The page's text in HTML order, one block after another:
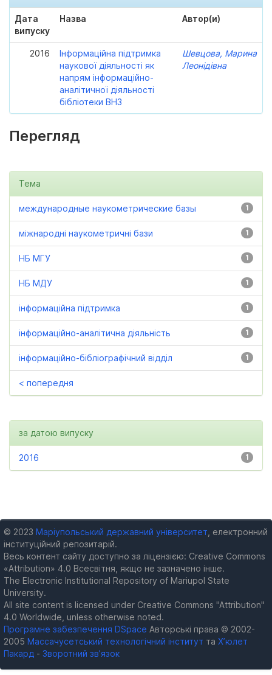
Дата
випуску
Назва Автор(и)
2016
Інформаційна підтримка
наукової діяльності як
напрям інформаційно-
аналітичної діяльності
бібліотеки ВНЗ
Шевцова, Марина
Леонідівна
Перегляд
Тема
1
международные наукометрические базы
1
міжнародні наукометричні бази
1
НБ МГУ
1
НБ МДУ
1
інформаційна підтримка
1
інформаційно-аналітична діяльність
1
інформаційно-бібліографічний відділ
< попередня
за датою випуску
1
2016
© 2023 Маріупольський державний університет , електронний
інституційний репозитарій.
Весь контент сайту доступно за ліцензією: Creative Commons
«Attribution» 4.0 Всесвітня, якщо не зазначено інше.
The Electronic Institutional Repository of Mariupol State
University.
All site content is licensed under Creative Commons "Attribution"
4.0 Worldwide, unless otherwise noted.
Програмне забезпечення DSpace Авторські права © 2002-
2005 Массачусетський технологічний інститут та Х’юлет
Пакард - Зворотний зв’язок